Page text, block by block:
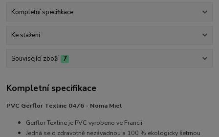
Kompletní specifikace
Ke stažení
Související zboží 7
Kompletní specifikace
PVC Gerflor Texline 0476 - Noma Miel
Gerflor Texline je PVC vyrobeno ve Francii
Jedná se o zdravotně nezávadnou a 100 % ekologicky šetrnou